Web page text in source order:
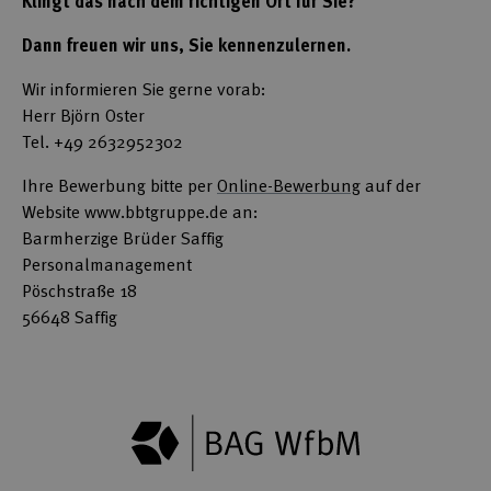
Dann freuen wir uns, Sie kennenzulernen.
Wir informieren Sie gerne vorab:
Herr Björn Oster
Tel. +49 2632952302
Ihre Bewerbung bitte perOnline-Bewerbungauf der
Website www.bbtgruppe.de an:
Barmherzige Brüder Saffig
Personalmanagement
Pöschstraße 18
56648 Saffig